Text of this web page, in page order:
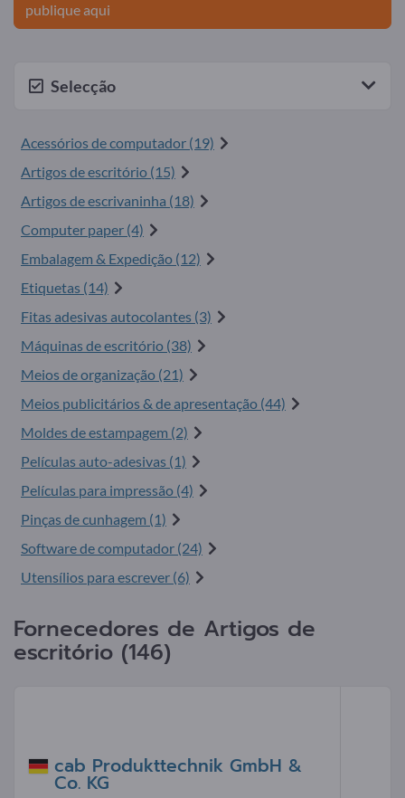
publique aqui
Selecção
Acessórios de computador (19)
Artigos de escritório (15)
Artigos de escrivaninha (18)
Computer paper (4)
Embalagem & Expedição (12)
Etiquetas (14)
Fitas adesivas autocolantes (3)
Máquinas de escritório (38)
Meios de organização (21)
Meios publicitários & de apresentação (44)
Moldes de estampagem (2)
Películas auto-adesivas (1)
Películas para impressão (4)
Pinças de cunhagem (1)
Software de computador (24)
Utensílios para escrever (6)
Fornecedores de Artigos de
escritório (146)
cab Produkttechnik GmbH &
Co. KG